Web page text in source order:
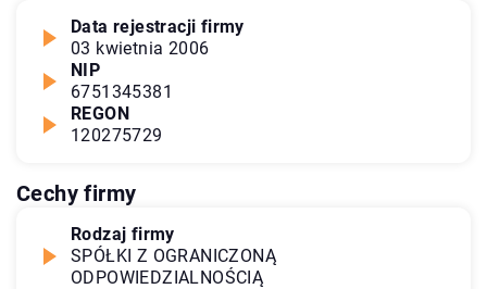
Data rejestracji firmy
03 kwietnia 2006
NIP
6751345381
REGON
120275729
Cechy firmy
Rodzaj firmy
SPÓŁKI Z OGRANICZONĄ
ODPOWIEDZIALNOŚCIĄ